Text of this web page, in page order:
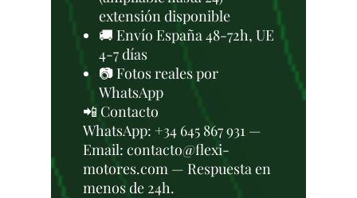
extensión disponible
🚚 Envío España 48-72h, UE
4-7 días
📷 Fotos reales por
WhatsApp
📲 Contacto
WhatsApp: +34 645 867 931 —
Email: contacto@flexi-
motores.com — Respuesta en
menos de 24h.